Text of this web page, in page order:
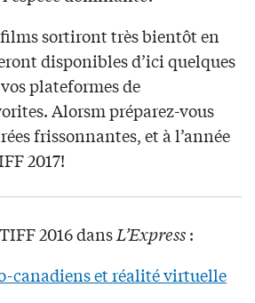
films sortiront très bientôt en
disponibles d’ici quelques
plateformes de
Alorsm préparez-vous
frissonnantes, et à l’année
2017!
2016 dansL’Express:
canadiens et réalité virtuelle